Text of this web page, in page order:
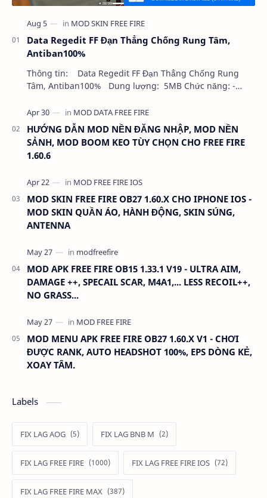
Data Regedit FF Đạn Thẳng Chống Rung Tâm,
Antiban100%
Thông tin: Data Regedit FF Đạn Thẳng Chống Rung
Tâm, Antiban100% Dung lượng: 5MB Chức năng: -
HƯỚNG DẪN MOD NỀN ĐĂNG NHẬP, MOD NỀN
SẢNH, MOD BOOM KEO TÙY CHỌN CHO FREE FIRE
1.60.6
MOD SKIN FREE FIRE OB27 1.60.X CHO IPHONE IOS -
MOD SKIN QUẦN ÁO, HÀNH ĐỘNG, SKIN SÚNG,
ANTENNA
MOD APK FREE FIRE OB15 1.33.1 V19 - ULTRA AIM,
DAMAGE ++, SPECAIL SCAR, M4A1,... LESS RECOIL++,
NO GRASS...
MOD MENU APK FREE FIRE OB27 1.60.X V1 - CHƠI
ĐƯỢC RANK, AUTO HEADSHOT 100%, EPS DÒNG KẺ,
XOAY TÂM.
Labels
FIX LAG AOG FIX LAG BNB M
FIX LAG FREE FIRE FIX LAG FREE FIRE IOS
FIX LAG FREE FIRE MAX